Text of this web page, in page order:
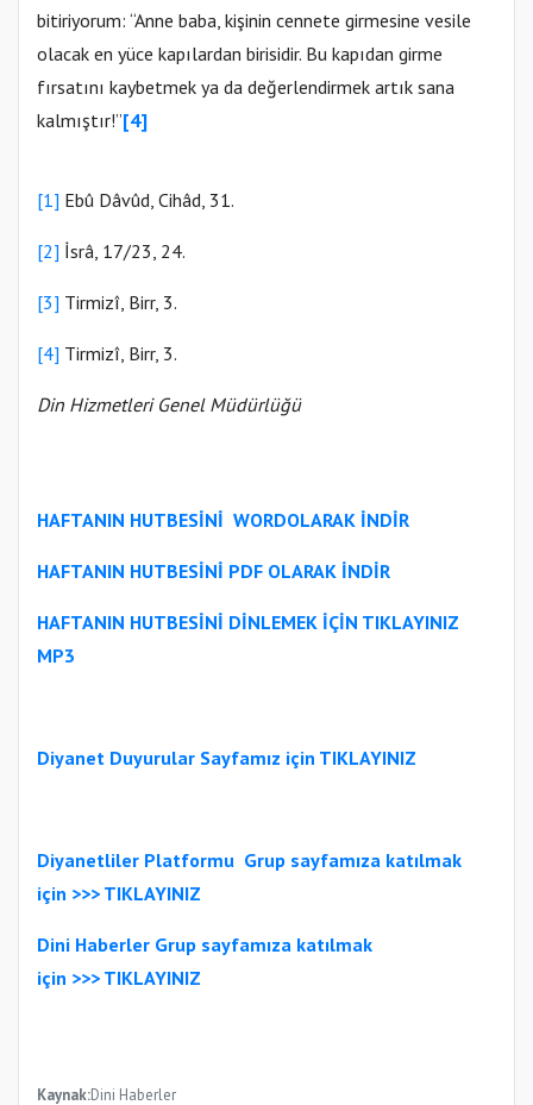
bitiriyorum: “Anne baba, kişinin cennete girmesine vesile
olacak en yüce kapılardan birisidir. Bu kapıdan girme
fırsatını kaybetmek ya da değerlendirmek artık sana
kalmıştır!”[4]
[1] Ebû Dâvûd, Cihâd, 31.
[2] İsrâ, 17/23, 24.
[3] Tirmizî, Birr, 3.
[4] Tirmizî, Birr, 3.
Din Hizmetleri Genel Müdürlüğü
HAFTANIN HUTBESİNİ WORDOLARAK İNDİR
HAFTANIN HUTBESİNİ PDF OLARAK İNDİR
HAFTANIN HUTBESİNİ DİNLEMEK İÇİN TIKLAYINIZ
MP3
Diyanet Duyurular Sayfamız için TIKLAYINIZ
Diyanetliler Platformu Grup sayfamıza katılmak
için >>> TIKLAYINIZ
Dini Haberler Grup sayfamıza katılmak
için >>> TIKLAYINIZ
Kaynak:Dini Haberler